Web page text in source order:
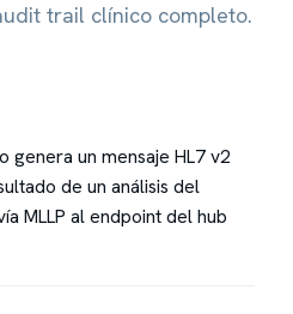
trail clínico completo.
genera un mensaje HL7 v2
de un análisis del
MLLP al endpoint del hub